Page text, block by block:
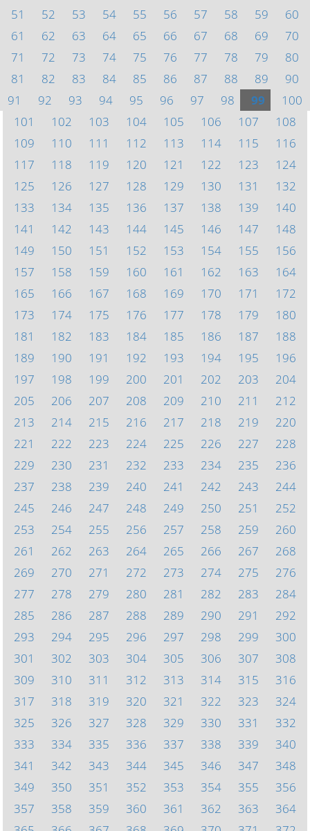
51
52 53 54 55 56 57 58 59
60
61
62 63 64 65 66 67 68 69
70
71
72 73 74 75 76 77 78 79
80
81
82 83 84 85 86 87 88 89
90
91
92 93 94 95 96 97 98 99
100
101
102 103 104 105 106 107
108
109
110 111 112 113 114 115
116
117
118 119 120 121 122 123
124
125
126 127 128 129 130 131
132
133
134 135 136 137 138 139
140
141
142 143 144 145 146 147
148
149
150 151 152 153 154 155
156
157
158 159 160 161 162 163
164
165
166 167 168 169 170 171
172
173
174 175 176 177 178 179
180
181
182 183 184 185 186 187
188
189
190 191 192 193 194 195
196
197
198 199 200 201 202 203
204
205
206 207 208 209 210 211
212
213
214 215 216 217 218 219
220
221
222 223 224 225 226 227
228
229
230 231 232 233 234 235
236
237
238 239 240 241 242 243
244
245
246 247 248 249 250 251
252
253
254 255 256 257 258 259
260
261
262 263 264 265 266 267
268
269
270 271 272 273 274 275
276
277
278 279 280 281 282 283
284
285
286 287 288 289 290 291
292
293
294 295 296 297 298 299
300
301
302 303 304 305 306 307
308
309
310 311 312 313 314 315
316
317
318 319 320 321 322 323
324
325
326 327 328 329 330 331
332
333
334 335 336 337 338 339
340
341
342 343 344 345 346 347
348
349
350 351 352 353 354 355
356
357
358 359 360 361 362 363
364